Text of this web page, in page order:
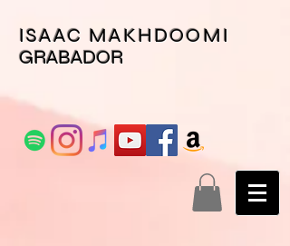
ISAAC MAKHDOOMI
GRABADOR